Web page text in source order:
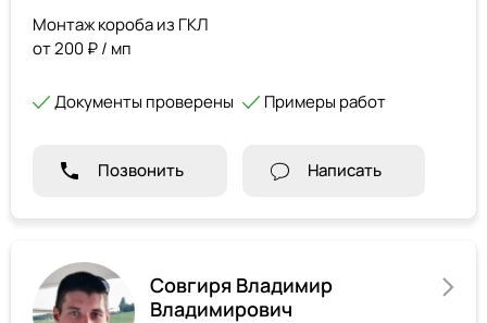
Монтаж короба из ГКЛ
от 200 ₽ / мп
Документы проверены Примеры работ
Позвонить Написать
Совгиря Владимир
Владимирович